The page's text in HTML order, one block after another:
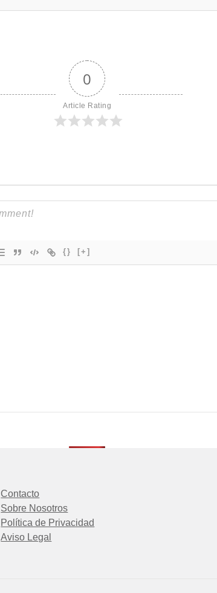
0
Article Rating
{} [+]
Contacto
Sobre Nosotros
Política de Privacidad
Aviso Legal